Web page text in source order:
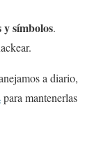
símbolos.
a diario,
para mantenerlas